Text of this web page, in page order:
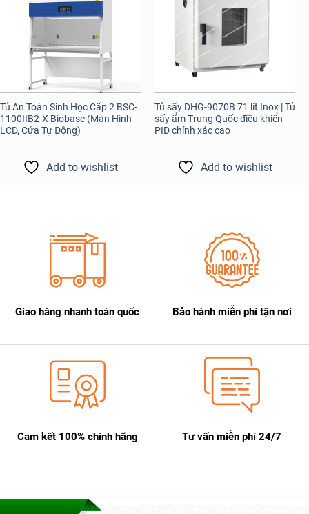
Tủ An Toàn Sinh Học Cấp 2 BSC-
1100IIB2-X Biobase (Màn Hình
LCD, Cửa Tự Động)
Add to wishlist
Tủ sấy DHG-9070B 71 lít Inox | Tủ
sấy ẩm Trung Quốc điều khiển
PID chính xác cao
Add to wishlist
Giao hàng nhanh toàn quốc Bảo hành miễn phí tận nơi
Cam kết 100% chính hãng Tư vấn miễn phí 24/7